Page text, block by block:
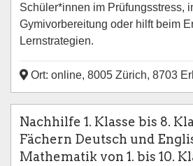
Schüler*innen im Prüfungsstress,
Gymivorbereitung oder hilft beim
Lernstrategien.
Ort: online, 8005 Zürich, 8703
Nachhilfe 1. Klasse bis 8.
Fächern Deutsch und
Mathematik von 1. bis 10.